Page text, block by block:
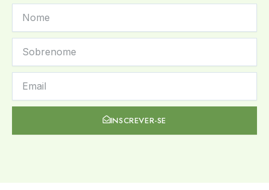
FIRST
NAME
LAST
NAME
NEWSLETTER
INSCREVER-SE